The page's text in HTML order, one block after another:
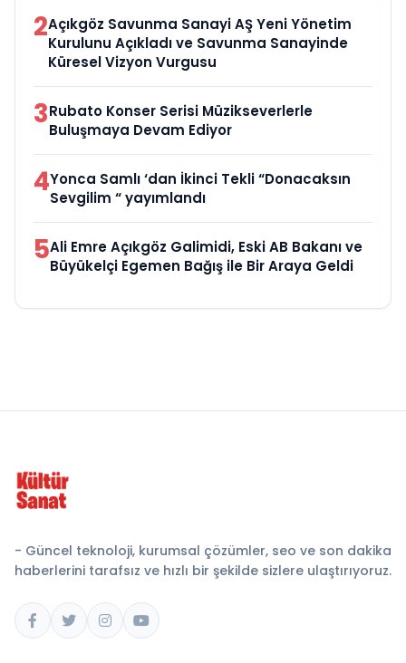
2Açıkgöz Savunma Sanayi AŞ Yeni Yönetim
Kurulunu Açıkladı ve Savunma Sanayinde
Küresel Vizyon Vurgusu
3Rubato Konser Serisi Müzikseverlerle
Buluşmaya Devam Ediyor
4Yonca Samlı ‘dan İkinci Tekli “Donacaksın
Sevgilim “ yayımlandı
5Ali Emre Açıkgöz Galimidi, Eski AB Bakanı ve
Büyükelçi Egemen Bağış ile Bir Araya Geldi
- Güncel teknoloji, kurumsal çözümler, seo ve son dakika
haberlerini tarafsız ve hızlı bir şekilde sizlere ulaştırıyoruz.